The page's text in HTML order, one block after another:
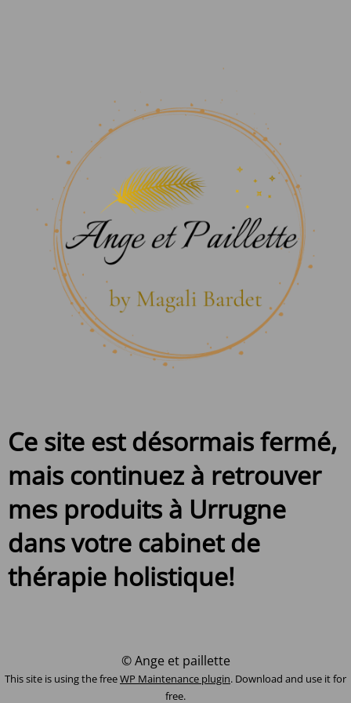
Ce site est désormais fermé,
mais continuez à retrouver
mes produits à Urrugne
dans votre cabinet de
thérapie holistique!
© Ange et paillette
This site is using the freeWP Maintenance plugin. Download and use it for
free.